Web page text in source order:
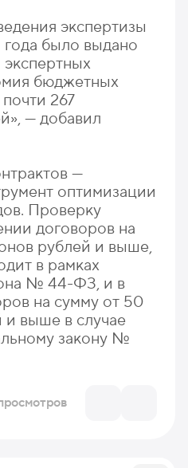
экспертизы
года было выдано
бюджетных
267
— добавил
—
оптимизации
Проверку
договоров на
рублей и выше,
в рамках
№ 44-ФЗ, и в
на сумму от 50
выше в случае
закону №